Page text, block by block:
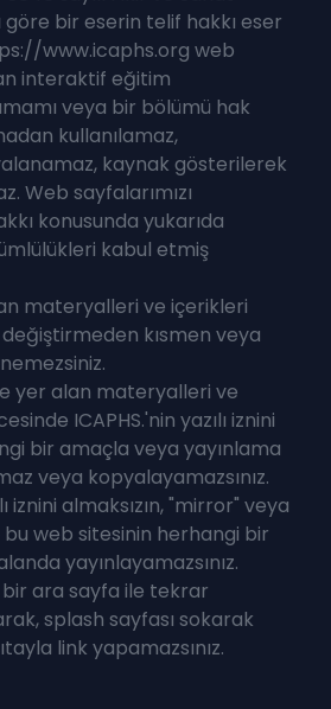
göre bir eserin telif hakkı eser
www.icaphs.org web
interaktif eğitim
veya bir bölümü hak
kullanılamaz,
kaynak gösterilerek
Web sayfalarımızı
konusunda yukarıda
kabul etmiş
materyalleri ve içerikleri
kısmen veya
yer alan materyalleri ve
ICAPHS.'nin yazılı iznini
bir amaçla veya yayınlama
veya kopyalayamazsınız.
iznini almaksızın, "mirror" veya
web sitesinin herhangi bir
yayınlayamazsınız.
bir ara sayfa ile tekrar
splash sayfası sokarak
link yapamazsınız.